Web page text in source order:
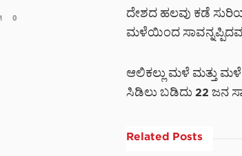
ದೇಶದ ಹಲವು ಕಡೆ
ಮಳೆಯಿಂದ ಸಾವನ್ನಪ್ಪಿದವರ
ಆಲಿಕಲ್ಲು ಮಳೆ ಮತ್ತು ಮಳೆ
ಸಿಡಿಲು ಬಡಿದು 22 ಜನ
Related Posts
0